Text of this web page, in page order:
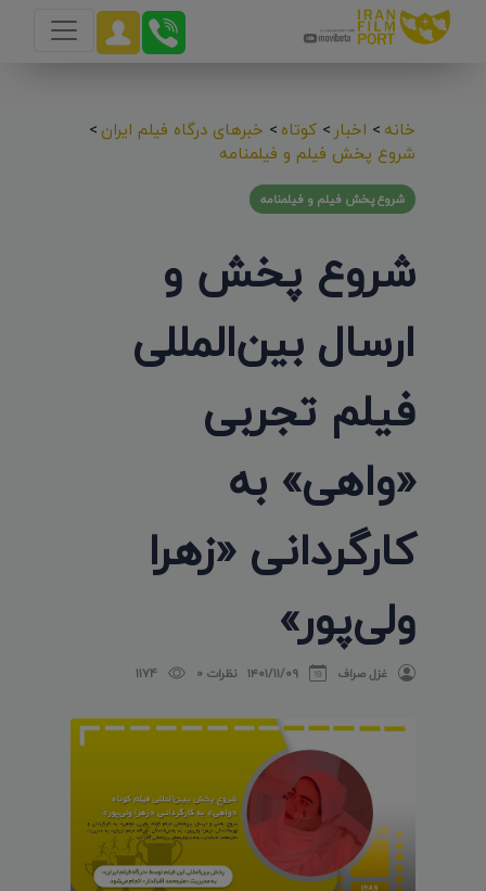
خانه> اخبار> کوتاه> خبرهای درگاه فیلم ایران>
شروع پخش فیلم و فیلمنامه
شروع پخش فیلم و فیلمنامه
شروع پخش و
ارسال بین‌المللی
فیلم تجربی
«واهی» به
کارگردانی «زهرا
ولی‌پور»
غزل صراف ۱۴۰۱/۱۱/۰۹ نظرات 0 1174